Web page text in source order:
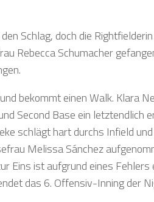
Schlag, doch die
Rebecca Schumacher
bekommt einen Walk. Klara
Second Base ein letztendlich
schlägt hart durchs Infield
Melissa Sánchez
Eins ist aufgrund eines
das 6. Offensiv-Inning der